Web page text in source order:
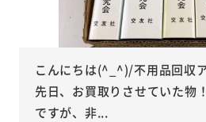
こんにちは(^_^)/不用品回収
先日、お買取りさせていた物
ですが、非...